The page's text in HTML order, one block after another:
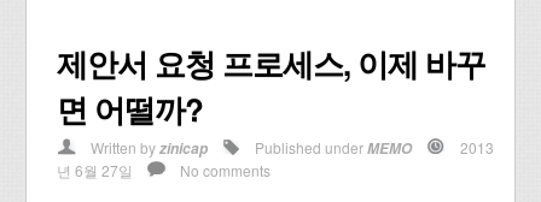
제안서 요청 프로세스, 이제 바꾸
면 어떨까?
Written byzinicap Published underMEMO
2013
년 6월 27일
No comments